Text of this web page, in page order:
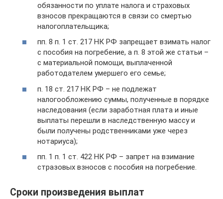
обязанности по уплате налога и страховых
взносов прекращаются в связи со смертью
налогоплательщика;
пп. 8 п. 1 ст. 217 НК РФ запрещает взимать налог
с пособия на погребение, а п. 8 этой же статьи –
с материальной помощи, выплаченной
работодателем умершего его семье;
п. 18 ст. 217 НК РФ – не подлежат
налогообложению суммы, полученные в порядке
наследования (если заработная плата и иные
выплаты перешли в наследственную массу и
были получены родственниками уже через
нотариуса);
пп. 1 п. 1 ст. 422 НК РФ – запрет на взимание
стразовых взносов с пособия на погребение.
Сроки произведения выплат